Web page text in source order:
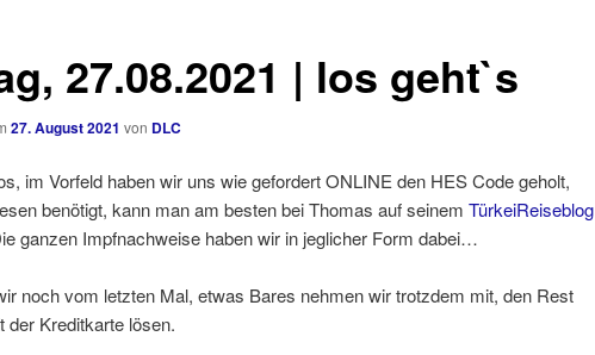
27.08.2021 | los geht`s
27. August 2021 von DLC
im Vorfeld haben wir uns wie gefordert ONLINE den HES Code geholt,
benötigt, kann man am besten bei Thomas auf seinem TürkeiReiseblog
ganzen Impfnachweise haben wir in jeglicher Form dabei…
noch vom letzten Mal, etwas Bares nehmen wir trotzdem mit, den Rest
der Kreditkarte lösen.